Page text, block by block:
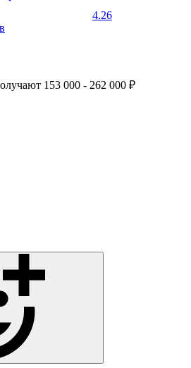
4.26
153 000 - 262 000 ₽